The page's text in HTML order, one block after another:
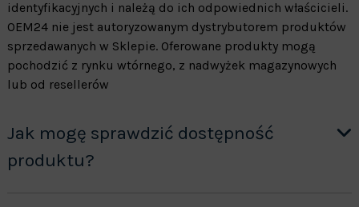
identyfikacyjnych i należą do ich odpowiednich właścicieli.
OEM24 nie jest autoryzowanym dystrybutorem produktów
sprzedawanych w Sklepie. Oferowane produkty mogą
pochodzić z rynku wtórnego, z nadwyżek magazynowych
lub od resellerów
Jak mogę sprawdzić dostępność
produktu?